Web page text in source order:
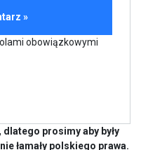
obowiązkowymi
prosimy aby były
łamały polskiego prawa.